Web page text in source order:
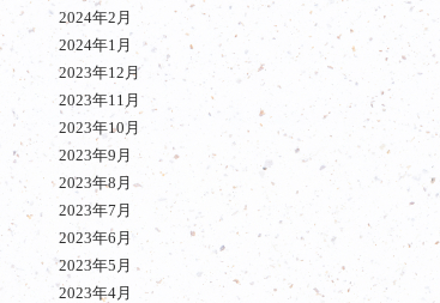
2024年2月
2024年1月
2023年12月
2023年11月
2023年10月
2023年9月
2023年8月
2023年7月
2023年6月
2023年5月
2023年4月